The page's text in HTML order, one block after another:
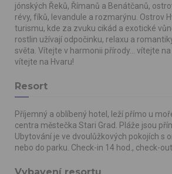
jónských Řeků, Římanů a Benátčanů,
révy, fíků, levandule a rozmarýnu. Ostrov
turismu, kde za zvuku cikád a exotické
rostlin užívají odpočinku, relaxu a
světa. Vítejte v harmonii přírody... vítejte na
vítejte na Hvaru!
Resort
Příjemný a oblíbený hotel, leží přímo u
centra městečka Stari Grad. Pláže jsou
Ubytování je ve dvoulůžkových pokojích s
nebo do parku. Check-in 14 hod., check-out